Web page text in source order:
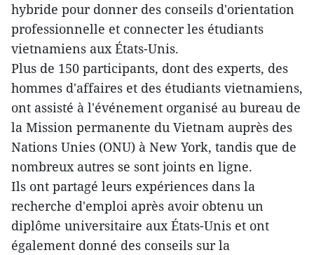
hybride pour donner des conseils d'orientation
professionnelle et connecter les étudiants
vietnamiens aux États-Unis.
Plus de 150 participants, dont des experts, des
hommes d'affaires et des étudiants vietnamiens,
ont assisté à l'événement organisé au bureau de
la Mission permanente du Vietnam auprès des
Nations Unies (ONU) à New York, tandis que de
nombreux autres se sont joints en ligne.
Ils ont partagé leurs expériences dans la
recherche d'emploi après avoir obtenu un
diplôme universitaire aux États-Unis et ont
également donné des conseils sur la